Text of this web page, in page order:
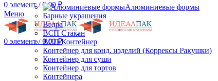
0 элемент / 0.00₽
Меню
0 элемент / 0.00₽
Алюминиевые формы
Барные украшения
Ведра
ВСП Стакан
ВСП Контейнер
Контейнер для конд. изделий (Коррексы Ракушки)
Контейнер для суши
Контейнер для тортов
Контейнера